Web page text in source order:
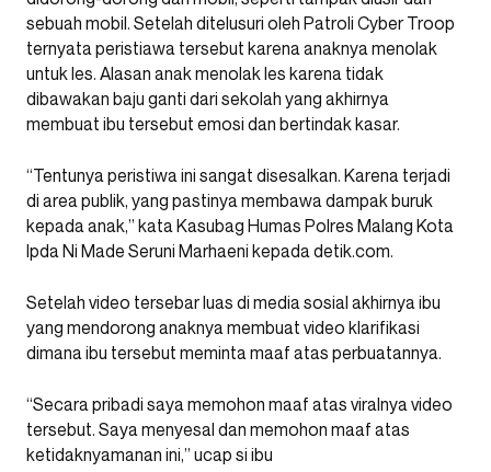
sebuah mobil. Setelah ditelusuri oleh Patroli Cyber Troop
ternyata peristiawa tersebut karena anaknya menolak
untuk les. Alasan anak menolak les karena tidak
dibawakan baju ganti dari sekolah yang akhirnya
membuat ibu tersebut emosi dan bertindak kasar.
“Tentunya peristiwa ini sangat disesalkan. Karena terjadi
di area publik, yang pastinya membawa dampak buruk
kepada anak,” kata Kasubag Humas Polres Malang Kota
Ipda Ni Made Seruni Marhaeni kepada detik.com.
Setelah video tersebar luas di media sosial akhirnya ibu
yang mendorong anaknya membuat video klarifikasi
dimana ibu tersebut meminta maaf atas perbuatannya.
“Secara pribadi saya memohon maaf atas viralnya video
tersebut. Saya menyesal dan memohon maaf atas
ketidaknyamanan ini,” ucap si ibu